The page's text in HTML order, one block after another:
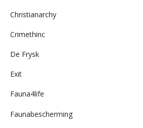
Christianarchy
Crimethinc
De Frysk
Exit
Fauna4life
Faunabescherming